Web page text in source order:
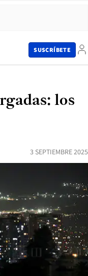
SUSCRÍBETE
los
3 SEPTIEMBRE 2025